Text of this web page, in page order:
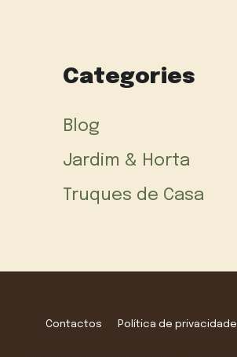
Categories
Blog
Jardim & Horta
Truques de Casa
Contactos Política de privacidade